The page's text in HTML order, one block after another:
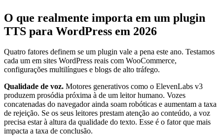
O que realmente importa em um plugin
TTS para WordPress em 2026
Quatro fatores definem se um plugin vale a pena este ano. Testamos
cada um em sites WordPress reais com WooCommerce,
configurações multilíngues e blogs de alto tráfego.
Qualidade de voz. Motores generativos como o ElevenLabs v3
produzem prosódia próxima à de um leitor humano. Vozes
concatenadas do navegador ainda soam robóticas e aumentam a taxa
de rejeição. Se os seus leitores prestam atenção ao conteúdo, a voz
precisa estar à altura da qualidade do texto. Esse é o fator que mais
impacta a taxa de conclusão.